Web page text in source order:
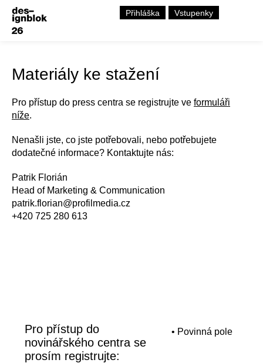
Přihláška Vstupenky
Materiály ke stažení
Pro přístup do press centra se registrujte ve formuláři
níže.
Nenašli jste, co jste potřebovali, nebo potřebujete
dodatečné informace? Kontaktujte nás:
Patrik Florián
Head of Marketing & Communication
patrik.florian@profilmedia.cz
+420 725 280 613
• Povinná pole
Pro přístup do
novinářského centra se
prosím registrujte: